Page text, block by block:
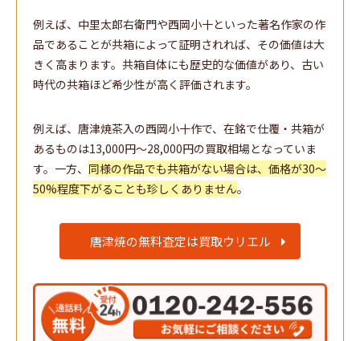
例えば、中里太郎右衛門や西岡小十といった著名作家の作
品であることが共箱によって証明されれば、その価値は大
きく高まります。共箱自体にも歴史的な価値があり、古い
時代の共箱ほど希少性が高く評価されます。
例えば、唐津焼茶入の西岡小十作で、在銘で仕覆・共箱が
あるものは13,000円～28,000円の買取相場となっていま
す。一方、 同様の作品でも共箱がない場合は、価格が30〜
50%程度下がることも珍しくありません。
唐津焼の無料査定は買取ウリエル